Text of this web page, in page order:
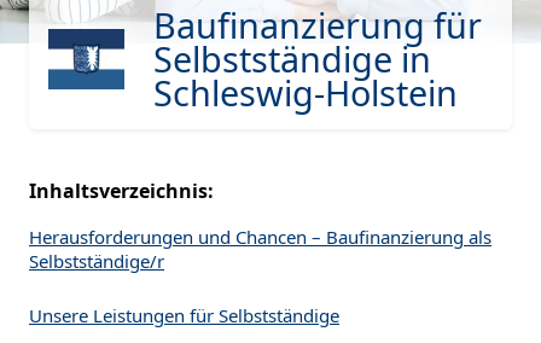
Baufinanzierung für
Selbstständige in
Schleswig-Holstein
Inhaltsverzeichnis:
Herausforderungen und Chancen – Baufinanzierung als
Selbstständige/r
Unsere Leistungen für Selbstständige